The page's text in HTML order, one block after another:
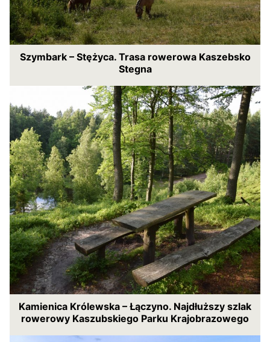
Szymbark – Stężyca. Trasa rowerowa Kaszebsko
Stegna
Kamienica Królewska – Łączyno. Najdłuższy szlak
rowerowy Kaszubskiego Parku Krajobrazowego